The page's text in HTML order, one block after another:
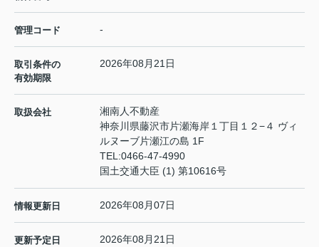
管理コード -
取引条件の
有効期限
2026年08月21日
取扱会社
湘南人不動産
神奈川県藤沢市片瀬海岸１丁目１２−４ ヴィ
ルヌーブ片瀬江の島 1F
TEL:0466-47-4990
国土交通大臣 (1) 第10616号
情報更新日 2026年08月07日
更新予定日 2026年08月21日